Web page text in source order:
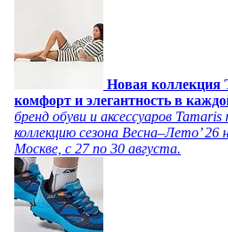
Новая коллекция
комфорт и элегантность в
бренд обуви и аксессуаров
коллекцию сезона Весна–Лето’ 26
Москве, с 27 по 30 августа.